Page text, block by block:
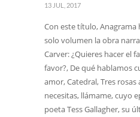
13 JUL, 2017
Con este título, Anagrama
solo volumen la obra
Carver: ¿Quieres hacer el
favor?, De qué hablamos
amor, Catedral, Tres rosas
necesitas, llámame, cuyo
poeta Tess Gallagher, su